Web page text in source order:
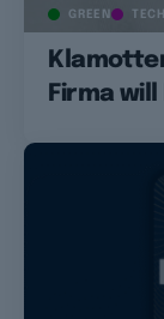
GREEN TECH
Firma will